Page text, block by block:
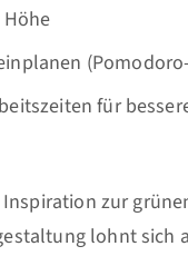
für
zur
lohnt sich